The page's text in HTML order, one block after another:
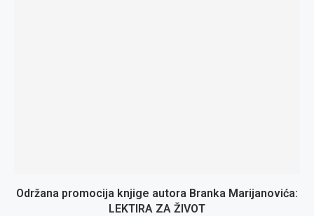
Održana promocija knjige autora Branka Marijanovića:
LEKTIRA ZA ŽIVOT